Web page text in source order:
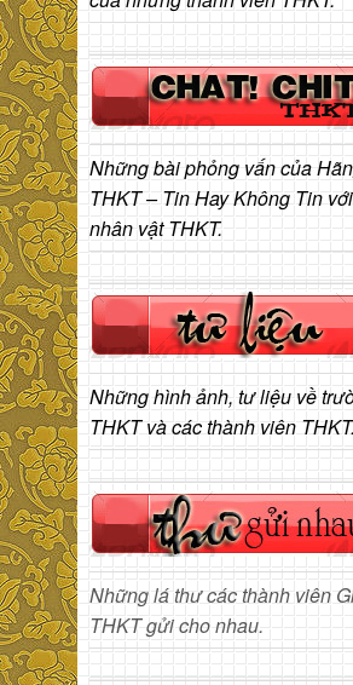
Những bài phỏng vấn của
THKT – Tin Hay Không Tin
nhân vật THKT.
Những hình ảnh, tư liệu về
THKT và các thành viên
Những lá thư các thành viên
THKT gửi cho nhau.